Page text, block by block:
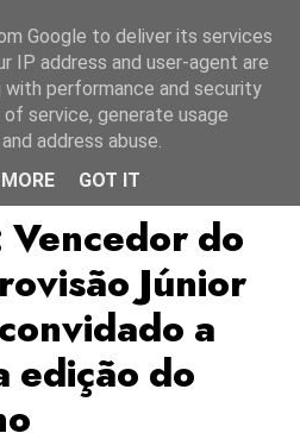
JESC2019
Vencedor do
Júnior
a
edição do
Google to deliver its services
IP address and user-agent are
with performance and security
service, generate usage
address abuse.
GOT IT